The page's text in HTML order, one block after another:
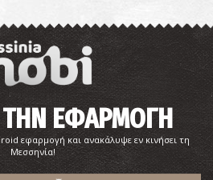
ΤΗΝ ΕΦΑΡΜΟΓΗ
εφαρμογή και ανακάλυψε εν κινήσει τη
Μεσσηνία!